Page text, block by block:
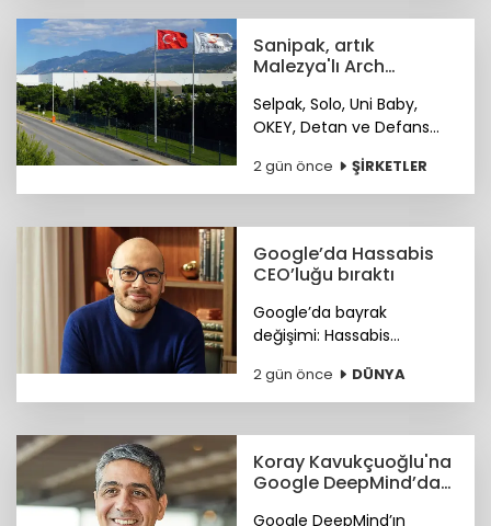
Sanipak, artık
Malezya'lı Arch
Selpak, Solo, Uni Baby,
OKEY, Detan ve Defans
bulunduran Sanipak
resmen Arch Peninsula
2 gün önce ŞİRKETLER
Google’da Hassabis
CEO’luğu bıraktı
Google’da bayrak
değişimi: Hassabis
2 gün önce DÜNYA
Koray Kavukçuoğlu'na
Google DeepMind’da
Google DeepMind’ın